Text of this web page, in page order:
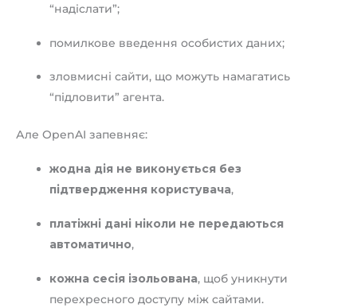
“надіслати”;
помилкове введення особистих даних;
зловмисні сайти, що можуть намагатись
“підловити” агента.
Але OpenAI запевняє:
жодна дія не виконується без
підтвердження користувача,
платіжні дані ніколи не передаються
автоматично,
кожна сесія ізольована, щоб уникнути
перехресного доступу між сайтами.